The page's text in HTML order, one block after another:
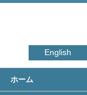
English
ホーム